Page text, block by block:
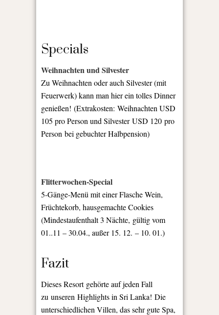
Specials
Weihnachten und Silvester
Zu Weihnachten oder auch Silvester (mit
Feuerwerk) kann man hier ein tolles Dinner
genießen! (Extrakosten: Weihnachten USD
105 pro Person und Silvester USD 120 pro
Person bei gebuchter Halbpension)
Flitterwochen-Special
5-Gänge-Menü mit einer Flasche Wein,
Früchtekorb, hausgemachte Cookies
(Mindestaufenthalt 3 Nächte, gültig vom
01..11 – 30.04., außer 15. 12. – 10. 01.)
Fazit
Dieses Resort gehörte auf jeden Fall
zu unseren Highlights in Sri Lanka! Die
unterschiedlichen Villen, das sehr gute Spa,